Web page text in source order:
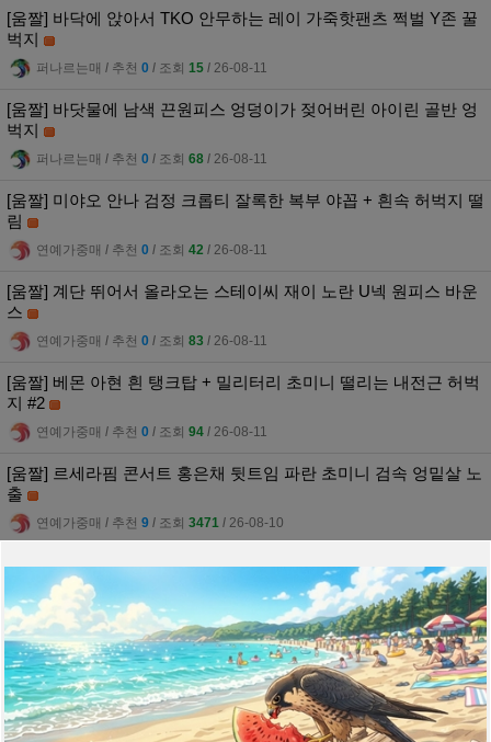
[움짤] 바닥에 앉아서 TKO 안무하는 레이 가죽핫팬츠 쩍벌 Y존 꿀
벅지
퍼나르는매 l 추천 0 l 조회 15 l 26-08-11
[움짤] 바닷물에 남색 끈원피스 엉덩이가 젖어버린 아이린 골반 엉
벅지
퍼나르는매 l 추천 0 l 조회 68 l 26-08-11
[움짤] 미야오 안나 검정 크롭티 잘록한 복부 야꼽 + 흰속 허벅지 떨
림
연예가중매 l 추천 0 l 조회 42 l 26-08-11
[움짤] 계단 뛰어서 올라오는 스테이씨 재이 노란 U넥 원피스 바운
스
연예가중매 l 추천 0 l 조회 83 l 26-08-11
[움짤] 베몬 아현 흰 탱크탑 + 밀리터리 초미니 떨리는 내전근 허벅
지 #2
연예가중매 l 추천 0 l 조회 94 l 26-08-11
[움짤] 르세라핌 콘서트 홍은채 뒷트임 파란 초미니 검속 엉밑살 노
출
연예가중매 l 추천 9 l 조회 3471 l 26-08-10
[움짤] 가요대전 MC 이안 민트색 오프숄더 드레스 몽실한 가슴골
[1]
연예가중매l 추천4 l조회 l26-08-10
[움짤] 화이트 프릴 끈나시 숙이며 가슴골 찰랑이는 있지 예지 ㅗㅜ
ㅑ
연예가중매l추천10 l조회2822 l26-08-10